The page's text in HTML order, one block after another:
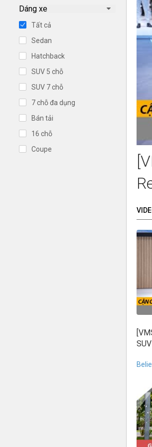
Dáng xe
Tất cả
Sedan
Hatchback
SUV 5 chỗ
SUV 7 chỗ
7 chỗ đa dụng
Bán tải
16 chỗ
Coupe